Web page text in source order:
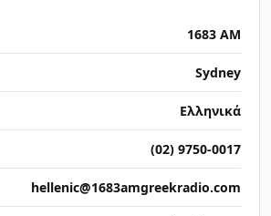
1683 AM
Sydney
Ελληνικά
(02) 9750-0017
hellenic@1683amgreekradio.com